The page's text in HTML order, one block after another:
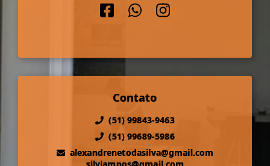
Contato
(51) 99843-9463
(51) 99689-5986
alexandrenetodasilva@gmail.com